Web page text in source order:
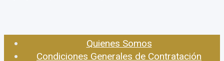
Quienes Somos
Condiciones Generales de Contratación